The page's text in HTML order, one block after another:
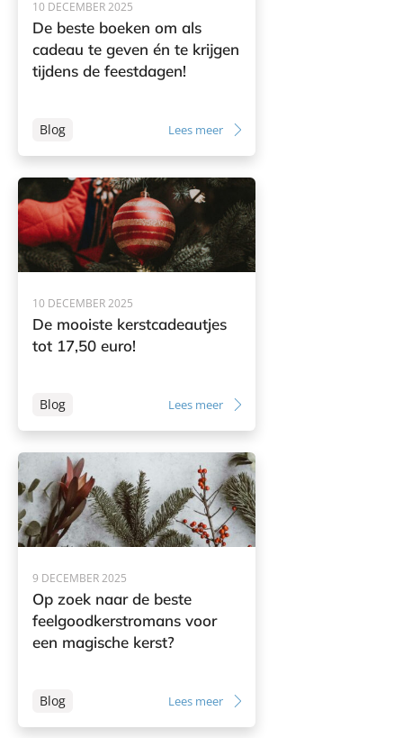
10 DECEMBER 2025
De beste boeken om als
cadeau te geven én te krijgen
tijdens de feestdagen!
Blog Lees meer
10 DECEMBER 2025
De mooiste kerstcadeautjes
tot 17,50 euro!
Blog Lees meer
9 DECEMBER 2025
Op zoek naar de beste
feelgoodkerstromans voor
een magische kerst?
Blog Lees meer